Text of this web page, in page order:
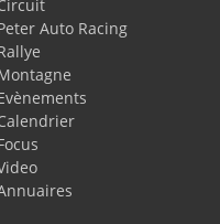
Auto Racing